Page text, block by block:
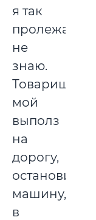
я так
пролежал,
не
знаю.
Товарищ
мой
выполз
на
дорогу,
остановил
машину,
в